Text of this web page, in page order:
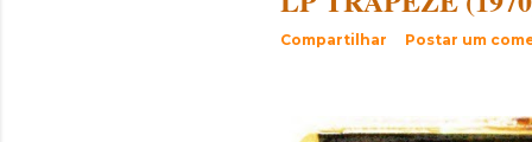
Compartilhar Postar um